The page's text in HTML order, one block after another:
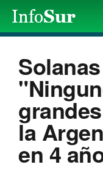
la
en 4